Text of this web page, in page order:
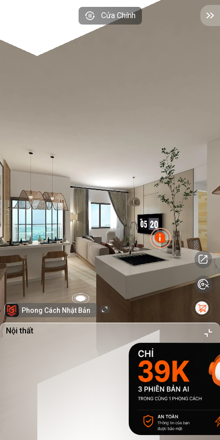
Cửa Chính
Phong Cách Nhật Bản
Nội thất